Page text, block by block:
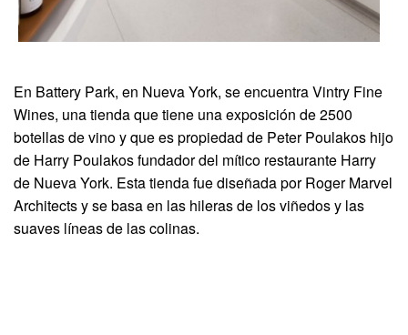
En Battery Park, en Nueva York, se encuentra Vintry Fine
Wines, una tienda que tiene una exposición de 2500
botellas de vino y que es propiedad de Peter Poulakos hijo
de Harry Poulakos fundador del mítico restaurante Harry
de Nueva York. Esta tienda fue diseñada por Roger Marvel
Architects y se basa en las hileras de los viñedos y las
suaves líneas de las colinas.